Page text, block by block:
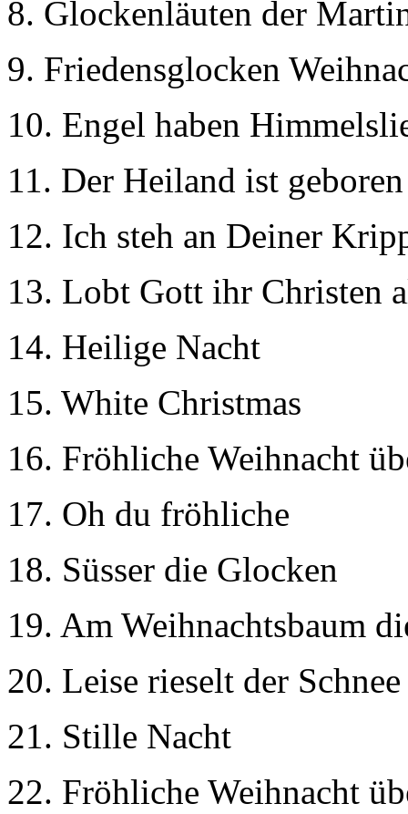
8. Glockenläuten der
9. Friedensglocken
10. Engel haben
11. Der Heiland ist geboren
12. Ich steh an Deiner
13. Lobt Gott ihr Christen
14. Heilige Nacht
15. White Christmas
16. Fröhliche Weihnacht
17. Oh du fröhliche
18. Süsser die Glocken
19. Am Weihnachtsbaum
20. Leise rieselt der Schnee
21. Stille Nacht
22. Fröhliche Weihnacht